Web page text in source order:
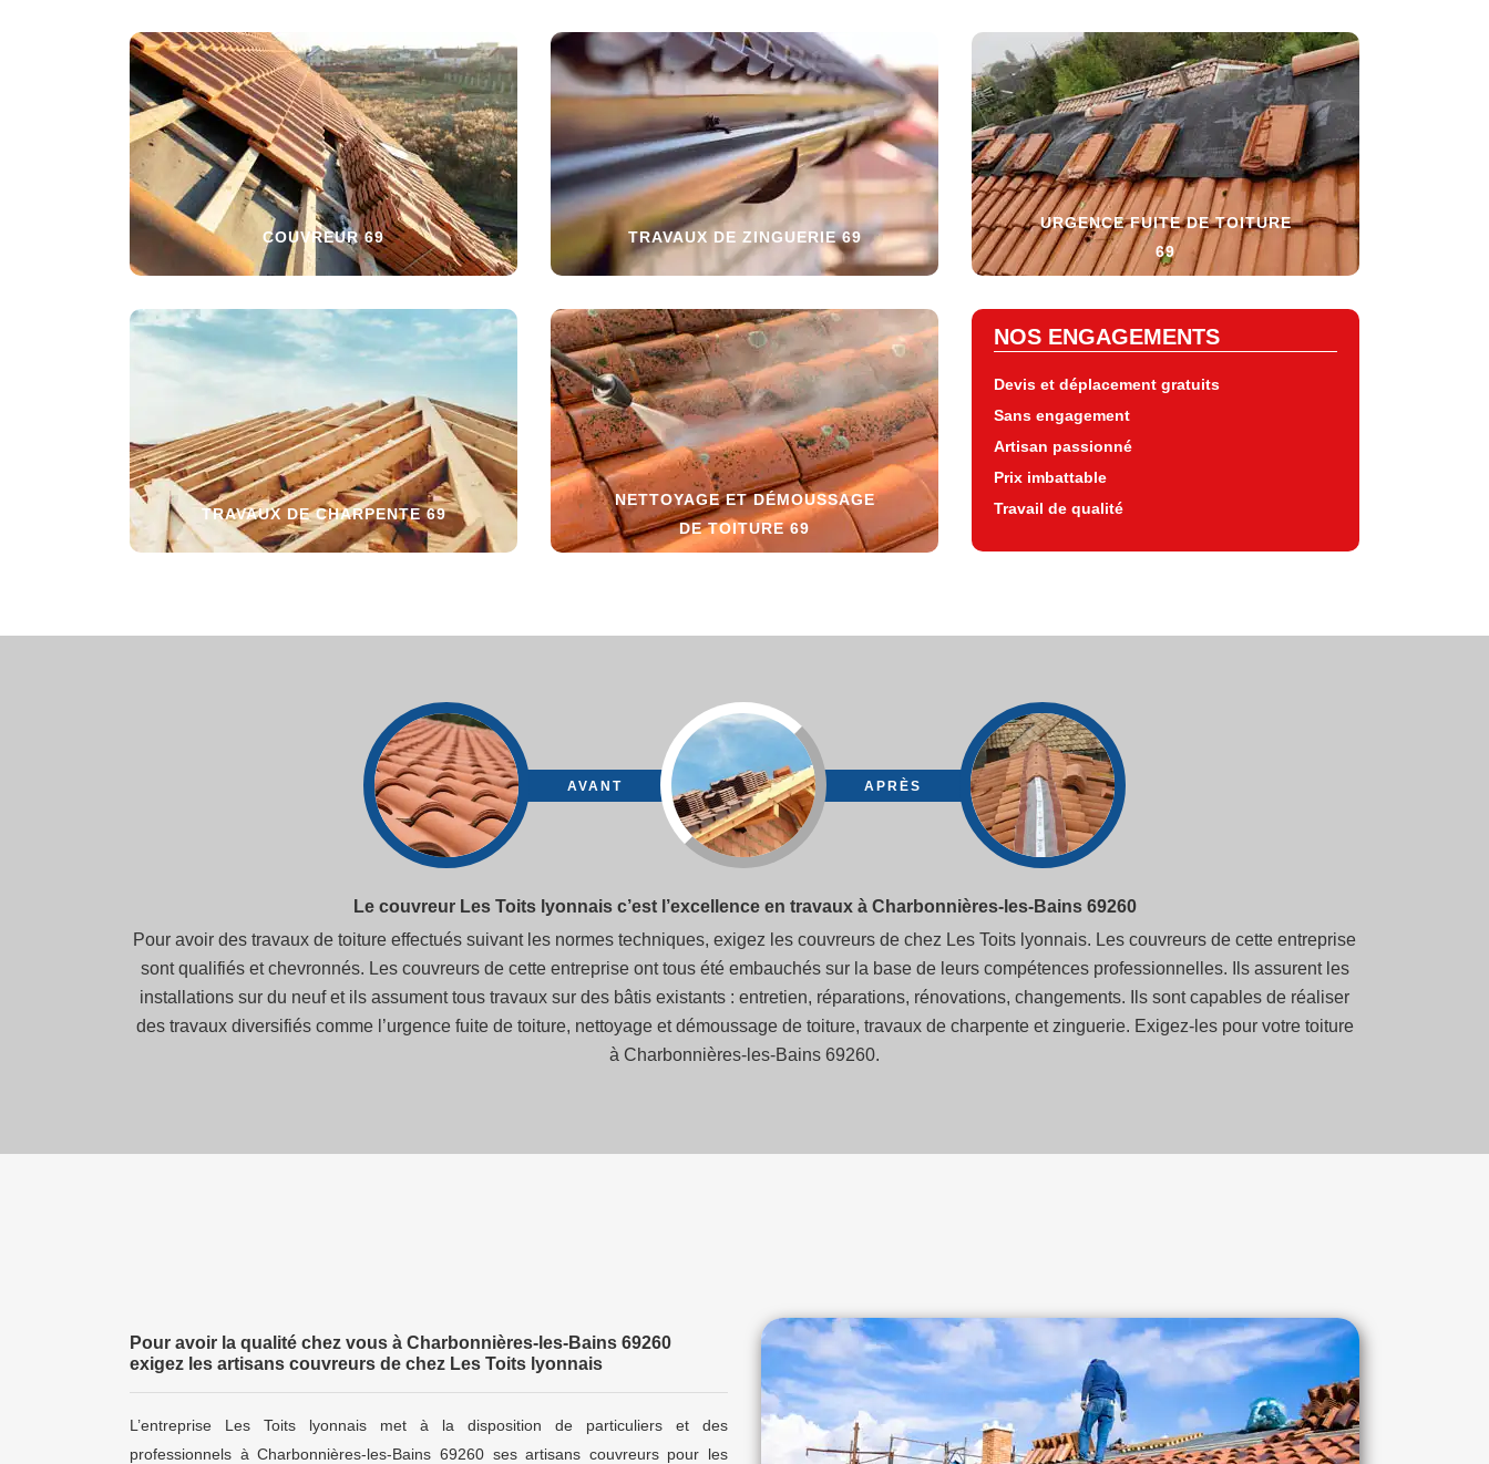
COUVREUR 69 TRAVAUX DE ZINGUERIE 69
URGENCE FUITE DE TOITURE
69
TRAVAUX DE CHARPENTE 69
NETTOYAGE ET DÉMOUSSAGE
DE TOITURE 69
NOS ENGAGEMENTS
Devis et déplacement gratuits
Sans engagement
Artisan passionné
Prix imbattable
Travail de qualité
AVANT APRÈS
Le couvreur Les Toits lyonnais c’est l’excellence en travaux à Charbonnières-les-Bains 69260
Pour avoir des travaux de toiture effectués suivant les normes techniques, exigez les couvreurs de chez Les Toits lyonnais. Les couvreurs de cette entreprise
sont qualifiés et chevronnés. Les couvreurs de cette entreprise ont tous été embauchés sur la base de leurs compétences professionnelles. Ils assurent les
installations sur du neuf et ils assument tous travaux sur des bâtis existants : entretien, réparations, rénovations, changements. Ils sont capables de réaliser
des travaux diversifiés comme l’urgence fuite de toiture, nettoyage et démoussage de toiture, travaux de charpente et zinguerie. Exigez-les pour votre toiture
à Charbonnières-les-Bains 69260.
Pour avoir la qualité chez vous à Charbonnières-les-Bains 69260
exigez les artisans couvreurs de chez Les Toits lyonnais
L’entreprise Les Toits lyonnais met à la disposition de particuliers et des
professionnels à Charbonnières-les-Bains 69260 ses artisans couvreurs pour les